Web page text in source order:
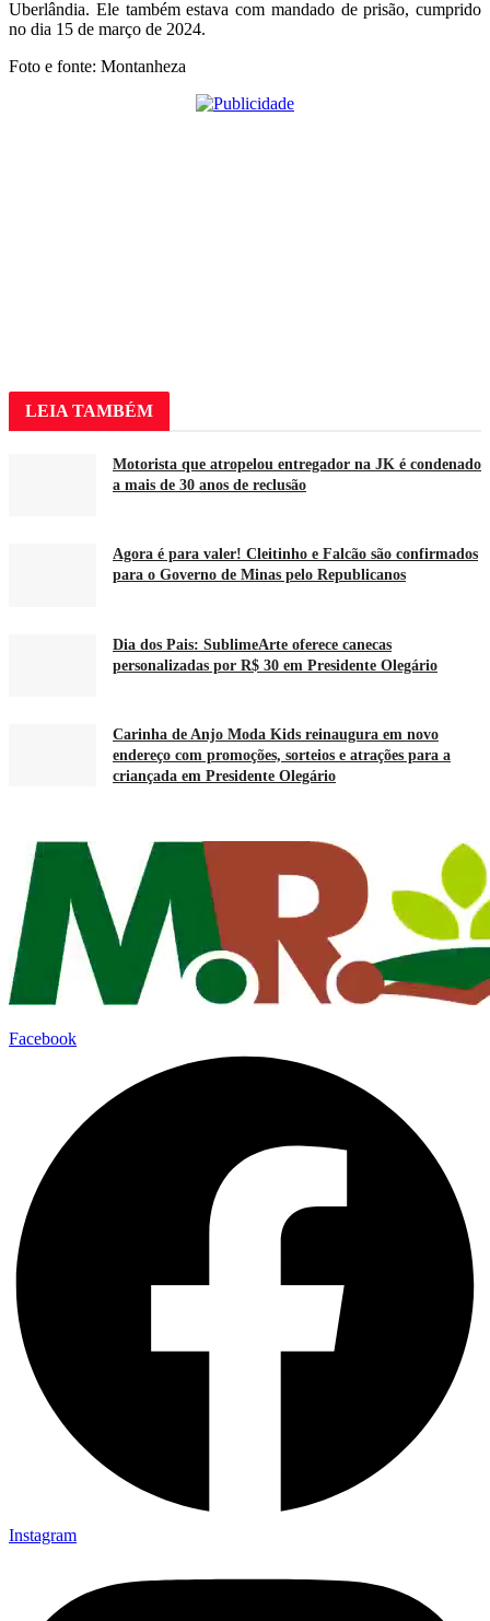
Uberlândia. Ele também estava com mandado de prisão, cumprido
no dia 15 de março de 2024.
Foto e fonte: Montanheza
LEIA TAMBÉM
Motorista que atropelou entregador na JK é condenado
a mais de 30 anos de reclusão
Agora é para valer! Cleitinho e Falcão são confirmados
para o Governo de Minas pelo Republicanos
Dia dos Pais: SublimeArte oferece canecas
personalizadas por R$ 30 em Presidente Olegário
Carinha de Anjo Moda Kids reinaugura em novo
endereço com promoções, sorteios e atrações para a
criançada em Presidente Olegário
Facebook
Instagram